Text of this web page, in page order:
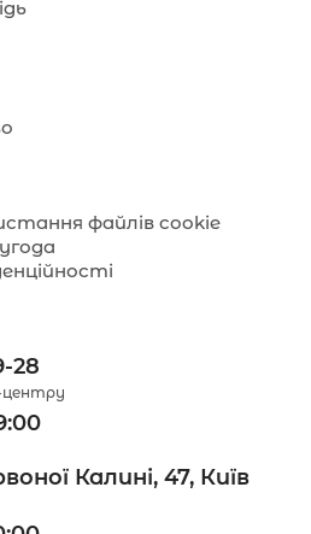
файлів cookie
28
центру
Калині, 47, Київ